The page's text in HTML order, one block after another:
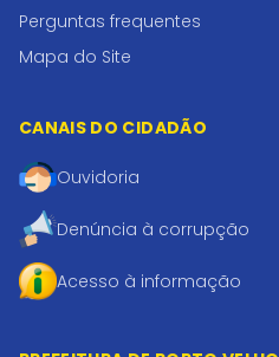
Perguntas frequentes
Mapa do Site
CANAIS DO CIDADÃO
Ouvidoria
Denúncia à corrupção
Acesso à informação